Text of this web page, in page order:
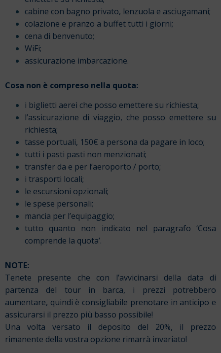
cabine con bagno privato, lenzuola e asciugamani;
colazione e pranzo a buffet tutti i giorni;
cena di benvenuto;
WiFi;
assicurazione imbarcazione.
Cosa non è compreso nella quota:
i biglietti aerei che posso emettere su richiesta;
l’assicurazione di viaggio, che posso emettere su
richiesta;
tasse portuali, 150€ a persona da pagare in loco;
tutti i pasti pasti non menzionati;
transfer da e per l’aeroporto / porto;
i trasporti locali;
le escursioni opzionali;
le spese personali;
mancia per l’equipaggio;
tutto quanto non indicato nel paragrafo ‘Cosa
comprende la quota’.
NOTE:
Tenete presente che con l’avvicinarsi della data di
partenza del tour in barca, i prezzi potrebbero
aumentare, quindi è consigliabile prenotare in anticipo e
assicurarsi il prezzo più basso possibile!
Una volta versato il deposito del 20%, il prezzo
rimanente della vostra opzione rimarrà invariato!